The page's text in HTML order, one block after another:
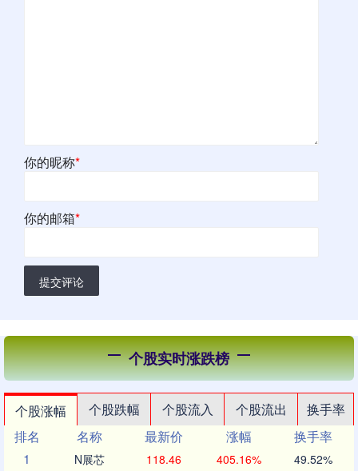
你的昵称*
你的邮箱*
提交评论
个股实时涨跌榜
个股涨幅 个股跌幅 个股流入 个股流出
换手率
排名
名称 最新价 涨幅
换手率
1
N展芯 118.46 405.16% 49.52%